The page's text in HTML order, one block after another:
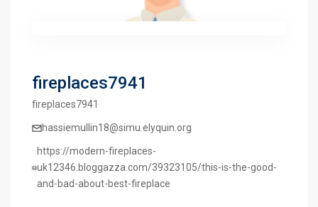
fireplaces7941
fireplaces7941
hassiemullin18@simu.elyquin.org
https://modern-fireplaces-
uk12346.bloggazza.com/39323105/this-is-the-good-
and-bad-about-best-fireplace